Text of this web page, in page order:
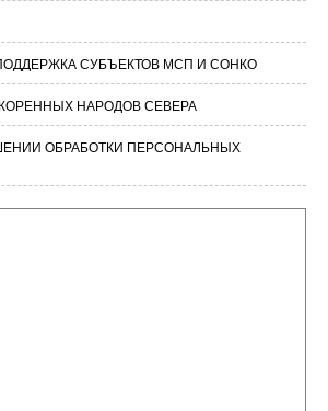
СУБЪЕКТОВ МСП И СОНКО
НАРОДОВ СЕВЕРА
ОБРАБОТКИ ПЕРСОНАЛЬНЫХ